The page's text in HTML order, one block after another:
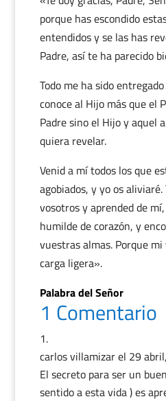
porque has escondido
entendidos y se las has
Padre, así te ha parecido
Todo me ha sido
conoce al Hijo más que el
Padre sino el Hijo y aquel
quiera revelar.
Venid a mí todos los que
agobiados, y yo os
vosotros y aprended de
humilde de corazón, y
vuestras almas. Porque
carga ligera».
Palabra del Señor
1 Comentario
carlos villamizarel 29
El secreto para ser un
sentido a esta vida ) es